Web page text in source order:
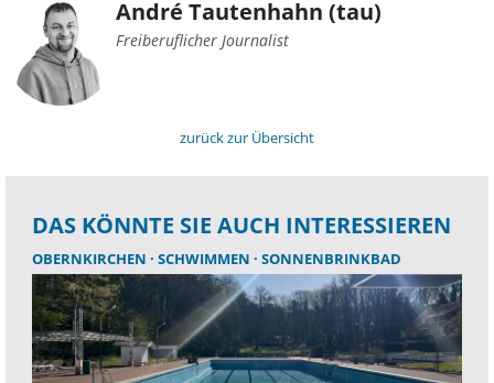
André Tautenhahn (tau)
Freiberuflicher Journalist
zurück zur Übersicht
DAS KÖNNTE SIE AUCH INTERESSIEREN
OBERNKIRCHEN SCHWIMMEN SONNENBRINKBAD